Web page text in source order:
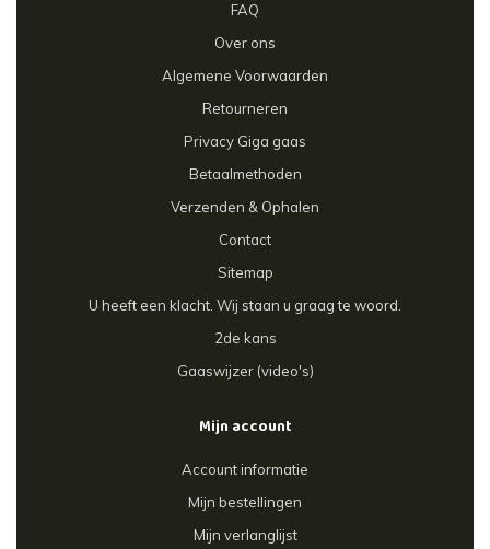
FAQ
Over ons
Algemene Voorwaarden
Retourneren
Privacy Giga gaas
Betaalmethoden
Verzenden & Ophalen
Contact
Sitemap
U heeft een klacht. Wij staan u graag te woord.
2de kans
Gaaswijzer (video's)
Mijn account
Account informatie
Mijn bestellingen
Mijn verlanglijst